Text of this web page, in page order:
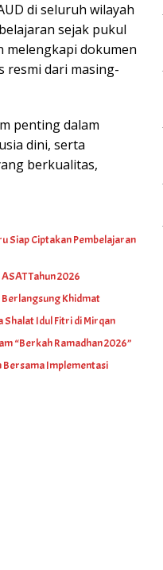
di seluruh wilayah
sejak pukul
melengkapi dokumen
resmi dari masing-
penting dalam
dini, serta
berkualitas,
Siap Ciptakan Pembelajaran
Tahun 2026
Khidmat
Shalat Idul Fitri di Mirqan
“Berkah Ramadhan 2026”
Bersama Implementasi